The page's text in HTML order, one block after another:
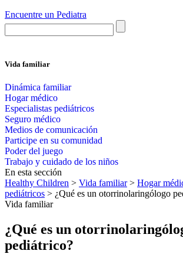
Encuentre un Pediatra
Vida familiar
Dinámica familiar
Hogar médico
Especialistas pediátricos
Seguro médico
Medios de comunicación
Participe en su comunidad
Poder del juego
Trabajo y cuidado de los niños
En esta sección
Healthy Children > Vida familiar> Hogar
pediátricos > ¿Qué es un otorrinolaringólogo
Vida familiar
¿Qué es un
pediátrico?